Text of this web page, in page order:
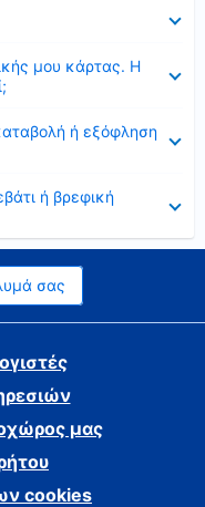
μου κάρτας. Η
ή εξόφληση
ή βρεφική
σας
μας
cookies